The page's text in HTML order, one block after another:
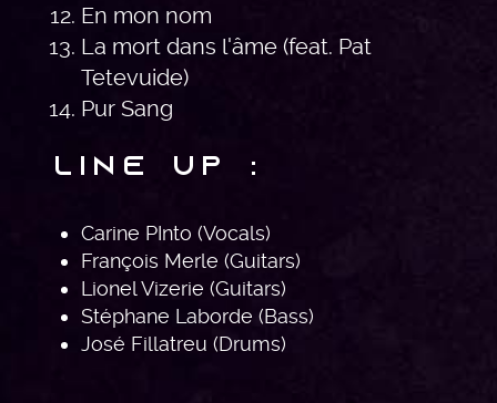
En mon nom
La mort dans l'âme (feat. Pat
Tetevuide)
Pur Sang
Line Up :
Carine PInto (Vocals)
François Merle (Guitars)
Lionel Vizerie (Guitars)
Stéphane Laborde (Bass)
José Fillatreu (Drums)